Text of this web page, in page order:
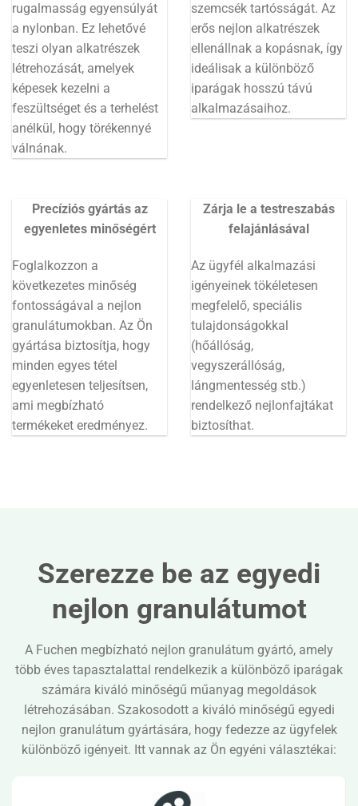
rugalmasság egyensúlyát
a nylonban. Ez lehetővé
teszi olyan alkatrészek
létrehozását, amelyek
képesek kezelni a
feszültséget és a terhelést
anélkül, hogy törékennyé
válnának.
szemcsék tartósságát. Az
erős nejlon alkatrészek
ellenállnak a kopásnak, így
ideálisak a különböző
iparágak hosszú távú
alkalmazásaihoz.
Precíziós gyártás az
egyenletes minőségért
Foglalkozzon a
következetes minőség
fontosságával a nejlon
granulátumokban. Az Ön
gyártása biztosítja, hogy
minden egyes tétel
egyenletesen teljesítsen,
ami megbízható
termékeket eredményez.
Zárja le a testreszabás
felajánlásával
Az ügyfél alkalmazási
igényeinek tökéletesen
megfelelő, speciális
tulajdonságokkal
(hőállóság,
vegyszerállóság,
lángmentesség stb.)
rendelkező nejlonfajtákat
biztosíthat.
Szerezze be az egyedi
nejlon granulátumot
A Fuchen megbízható nejlon granulátum gyártó, amely
több éves tapasztalattal rendelkezik a különböző iparágak
számára kiváló minőségű műanyag megoldások
létrehozásában. Szakosodott a kiváló minőségű egyedi
nejlon granulátum gyártására, hogy fedezze az ügyfelek
különböző igényeit. Itt vannak az Ön egyéni választékai: